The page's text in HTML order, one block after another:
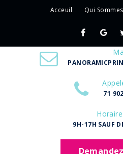
Acceuil Qui
71
9H-17H SAUF